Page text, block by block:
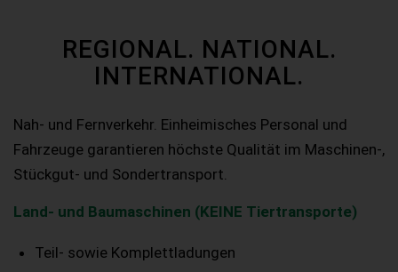
REGIONAL. NATIONAL.
INTERNATIONAL.
Nah- und Fernverkehr. Einheimisches Personal und
Fahrzeuge garantieren höchste Qualität im Maschinen-,
Stückgut- und Sondertransport.
Land- und Baumaschinen (KEINE Tiertransporte)
Teil- sowie Komplettladungen